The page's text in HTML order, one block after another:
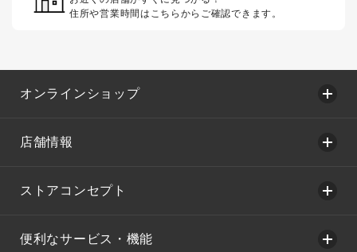
住所や営業時間はこちらからご確認できます。
オンラインショップ
店舗情報
ストアコンセプト
便利なサービス・機能